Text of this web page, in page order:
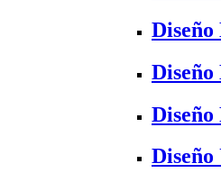
Diseño
Diseño